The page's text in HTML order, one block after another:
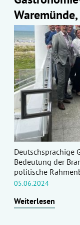
Deutschsprachige
Bedeutung der
politische
05.06.2024
Weiterlesen